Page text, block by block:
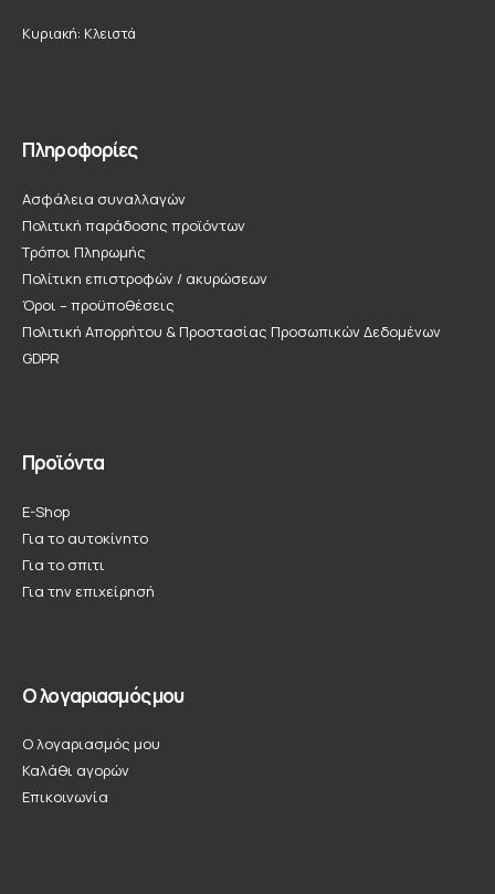
Κυριακή: Κλειστά
Πληροφορίες
Ασφάλεια συναλλαγών
Πολιτική παράδοσης προϊόντων
Τρόποι Πληρωμής
Πολίτικη επιστροφών / ακυρώσεων
Όροι – προϋποθέσεις
Πολιτική Απορρήτου & Προστασίας Προσωπικών Δεδομένων
GDPR
Προϊόντα
E-Shop
Για το αυτοκίνητο
Για το σπιτι
Για την επιχείρησή
Ο λογαριασμός μου
Ο λογαριασμός μου
Καλάθι αγορών
Επικοινωνία